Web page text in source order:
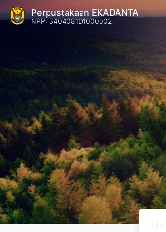
Perpustakaan EKADANTA
NPP: 3404081D1000002